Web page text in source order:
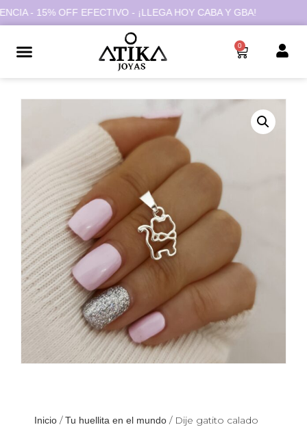
- 15% OFF EFECTIVO - ¡LLEGA HOY CABA Y GBA!
0
Inicio /Tu huellita en el mundo / Dije gatito calado